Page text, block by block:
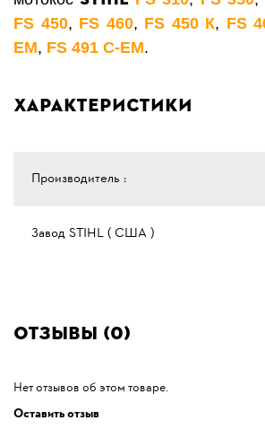
FS 450, FS 460, FS 450 К, FS
EM, FS 491 C-EM.
Характеристики
Производитель :
Завод STIHL ( США )
Отзывы (0)
Нет отзывов об этом товаре.
Оставить отзыв